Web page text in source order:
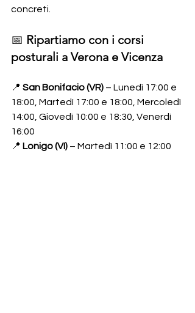
concreti.
📅 Ripartiamo con i corsi
posturali a Verona e Vicenza
📍 San Bonifacio (VR) – Lunedì 17:00 e
18:00, Martedì 17:00 e 18:00, Mercoledì
14:00, Giovedì 10:00 e 18:30, Venerdì
16:00
📍 Lonigo (VI) – Martedì 11:00 e 12:00